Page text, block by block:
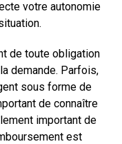
votre autonomie
de toute obligation
demande. Parfois,
sous forme de
de connaître
important de
est